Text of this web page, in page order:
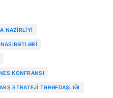
NAZIRLIYI
KONFRANSI
STRATEJI TƏRƏFDAŞLIĞI